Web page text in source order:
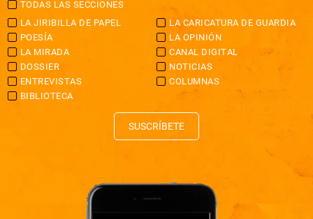
TODAS LAS SECCIONES
LA JIRIBILLA DE PAPEL
LA CARICATURA DE GUARDIA
POESÍA
LA OPINIÓN
LA MIRADA
CANAL DIGITAL
DOSSIER
NOTICIAS
ENTREVISTAS
COLUMNAS
BIBLIOTECA
SUSCRÍBETE